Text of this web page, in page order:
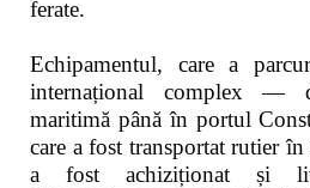
ferate.
Echipamentul, care a
internațional complex —
maritimă până în portul
care a fost transportat rutier
a fost achiziționat și